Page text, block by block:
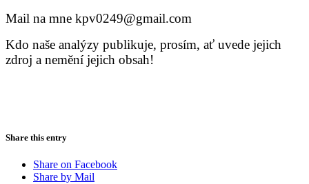
Mail na mne kpv0249@gmail.com
Kdo naše analýzy publikuje, prosím, ať uvede jejich
zdroj a nemění jejich obsah!
Share this entry
Share on Facebook
Share by Mail